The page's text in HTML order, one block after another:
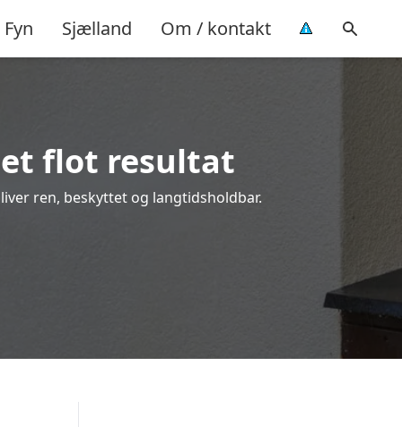
Fyn Sjælland Om / kontakt
et flot resultat
ren, beskyttet og langtidsholdbar.